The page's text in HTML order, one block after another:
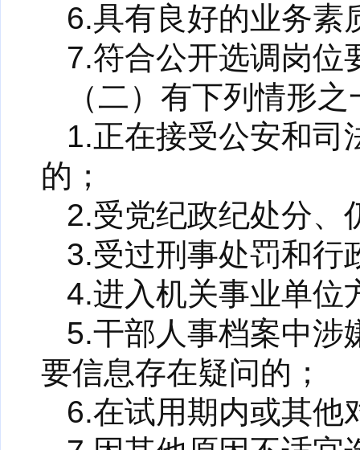
6.具有良好的业务素
7.符合公开选调岗位
（二）有下列情形
1.正在接受公安和司
的；
2.受党纪政纪处分、
3.受过刑事处罚和行
4.进入机关事业单位
5.干部人事档案中涉
要信息存在疑问的；
6.在试用期内或其他